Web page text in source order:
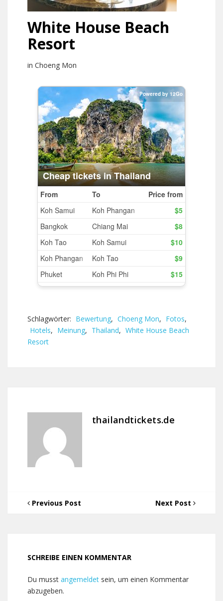
White House Beach
Resort
in Choeng Mon
Schlagwörter: Bewertung, Choeng Mon, Fotos,
Hotels, Meinung, Thailand, White House Beach
Resort
thailandtickets.de
Previous Post Next Post
SCHREIBE EINEN KOMMENTAR
Du musst angemeldet sein, um einen Kommentar
abzugeben.